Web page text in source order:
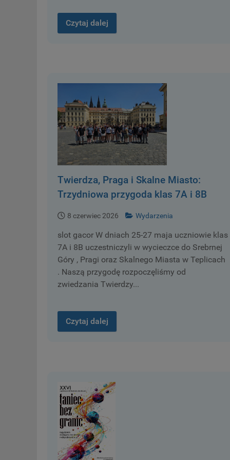
Czytaj dalej
Twierdza, Praga i Skalne Miasto:
Trzydniowa przygoda klas 7A i 8B
8 czerwiec 2026 Wydarzenia
slot gacor W dniach 25-27 maja uczniowie klas
7A i 8B uczestniczyli w wycieczce do Srebrnej
Góry , Pragi oraz Skalnego Miasta w Teplicach
. Naszą przygodę rozpoczęliśmy od
zwiedzania Twierdzy...
Czytaj dalej